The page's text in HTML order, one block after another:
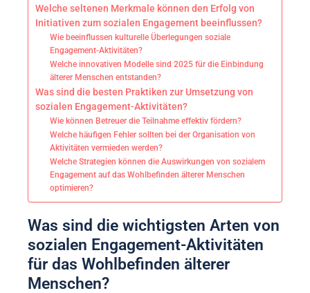
Welche seltenen Merkmale können den Erfolg von
Initiativen zum sozialen Engagement beeinflussen?
Wie beeinflussen kulturelle Überlegungen soziale
Engagement-Aktivitäten?
Welche innovativen Modelle sind 2025 für die Einbindung
älterer Menschen entstanden?
Was sind die besten Praktiken zur Umsetzung von
sozialen Engagement-Aktivitäten?
Wie können Betreuer die Teilnahme effektiv fördern?
Welche häufigen Fehler sollten bei der Organisation von
Aktivitäten vermieden werden?
Welche Strategien können die Auswirkungen von sozialem
Engagement auf das Wohlbefinden älterer Menschen
optimieren?
Was sind die wichtigsten Arten von
sozialen Engagement-Aktivitäten
für das Wohlbefinden älterer
Menschen?